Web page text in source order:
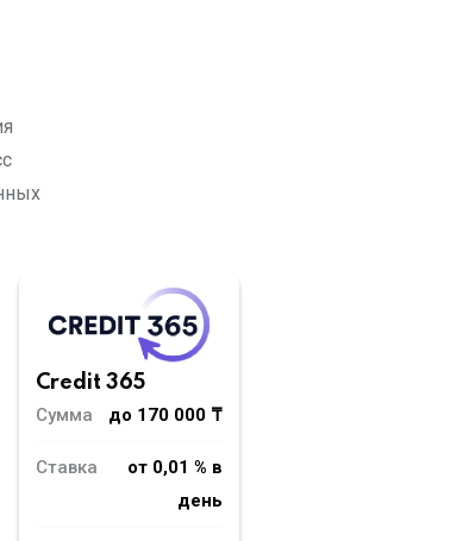
Credit 365
Сумма
до 170 000 ₸
Ставка
от 0,01 % в
день